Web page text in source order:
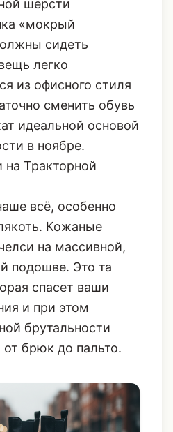
шерсти
«мокрый
сидеть
легко
из офисного стиля
сменить обувь
идеальной основой
в ноябре.
на Тракторной
всё, особенно
Кожаные
на массивной,
подошве. Это та
спасет ваши
и при этом
брутальности
брюк до пальто.